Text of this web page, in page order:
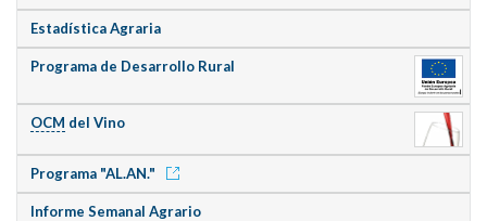
Estadística Agraria
Programa de Desarrollo Rural
OCM del Vino
Programa "AL.AN."
Informe Semanal Agrario